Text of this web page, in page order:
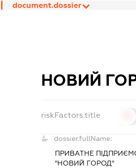
document.dossier
НОВИЙ
riskFactors.title
dossier.fullName:
ПРИВАТНЕ
"НОВИЙ ГОРОД"